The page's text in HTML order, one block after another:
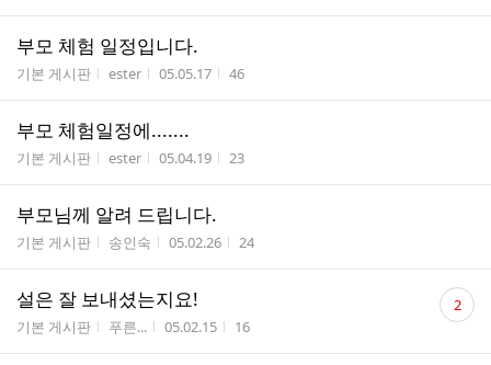
부모 체험 일정입니다.
게시판명
기본 게시판 작성자
ester 작성시간
05.05.17 조회수
46
부모 체험일정에.......
게시판명
기본 게시판 작성자
ester 작성시간
05.04.19 조회수
23
부모님께 알려 드립니다.
게시판명
기본 게시판 작성자
송인숙 작성시간
05.02.26 조회수
24
설은 잘 보내셨는지요!
게시판명
기본 게시판 작성자
푸른... 작성시간
05.02.15 조회수
16
댓
글 2